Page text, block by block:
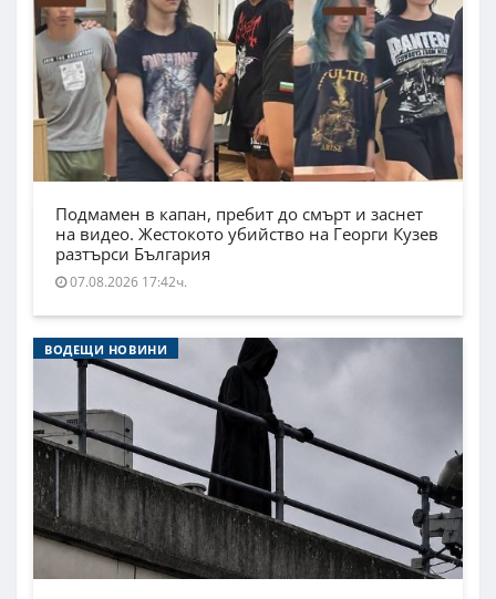
Подмамен в капан, пребит до смърт и заснет
на видео. Жестокото убийство на Георги Кузев
разтърси България
07.08.2026 17:42ч.
ВОДЕЩИ НОВИНИ